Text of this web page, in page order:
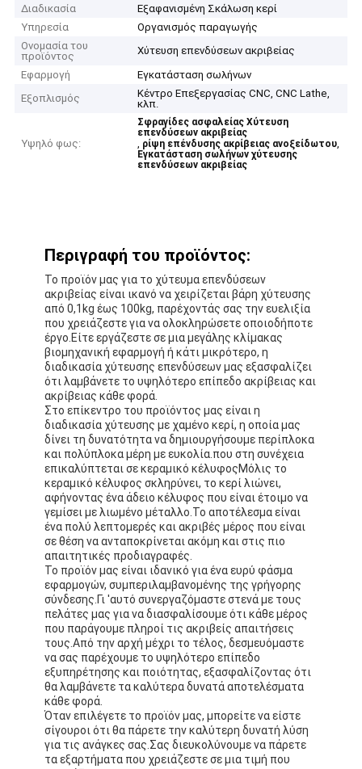
Διαδικασία
Εξαφανισμένη Σκάλωση κερί
Υπηρεσία
Οργανισμός παραγωγής
Ονομασία του
προϊόντος
Χύτευση επενδύσεων ακριβείας
Εφαρμογή
Εγκατάσταση σωλήνων
Εξοπλισμός
Κέντρο Επεξεργασίας CNC, CNC Lathe,
κλπ.
Υψηλό φως:
Σφραγίδες ασφαλείας Χύτευση
επενδύσεων ακριβείας
, ρίψη επένδυσης ακρίβειας ανοξείδωτου,
Εγκατάσταση σωλήνων χύτευσης
επενδύσεων ακριβείας
Περιγραφή του προϊόντος:
Το προϊόν μας για το χύτευμα επενδύσεων
ακριβείας είναι ικανό να χειρίζεται βάρη χύτευσης
από 0,1kg έως 100kg, παρέχοντάς σας την ευελιξία
που χρειάζεστε για να ολοκληρώσετε οποιοδήποτε
έργο.Είτε εργάζεστε σε μια μεγάλης κλίμακας
βιομηχανική εφαρμογή ή κάτι μικρότερο, η
διαδικασία χύτευσης επενδύσεων μας εξασφαλίζει
ότι λαμβάνετε το υψηλότερο επίπεδο ακρίβειας και
ακρίβειας κάθε φορά.
Στο επίκεντρο του προϊόντος μας είναι η
διαδικασία χύτευσης με χαμένο κερί, η οποία μας
δίνει τη δυνατότητα να δημιουργήσουμε περίπλοκα
και πολύπλοκα μέρη με ευκολία.που στη συνέχεια
επικαλύπτεται σε κεραμικό κέλυφοςΜόλις το
κεραμικό κέλυφος σκληρύνει, το κερί λιώνει,
αφήνοντας ένα άδειο κέλυφος που είναι έτοιμο να
γεμίσει με λιωμένο μέταλλο.Το αποτέλεσμα είναι
ένα πολύ λεπτομερές και ακριβές μέρος που είναι
σε θέση να ανταποκρίνεται ακόμη και στις πιο
απαιτητικές προδιαγραφές.
Το προϊόν μας είναι ιδανικό για ένα ευρύ φάσμα
εφαρμογών, συμπεριλαμβανομένης της γρήγορης
σύνδεσης.Γι 'αυτό συνεργαζόμαστε στενά με τους
πελάτες μας για να διασφαλίσουμε ότι κάθε μέρος
που παράγουμε πληροί τις ακριβείς απαιτήσεις
τους.Από την αρχή μέχρι το τέλος, δεσμευόμαστε
να σας παρέχουμε το υψηλότερο επίπεδο
εξυπηρέτησης και ποιότητας, εξασφαλίζοντας ότι
θα λαμβάνετε τα καλύτερα δυνατά αποτελέσματα
κάθε φορά.
Όταν επιλέγετε το προϊόν μας, μπορείτε να είστε
σίγουροι ότι θα πάρετε την καλύτερη δυνατή λύση
για τις ανάγκες σας.Σας διευκολύνουμε να πάρετε
τα εξαρτήματα που χρειάζεστε σε μια τιμή που